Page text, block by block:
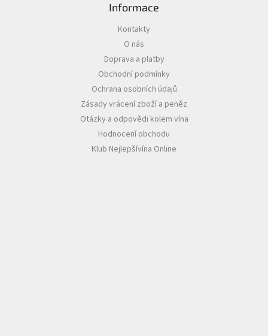
Informace
Kontakty
O nás
Doprava a platby
Obchodní podmínky
Ochrana osobních údajů
Zásady vrácení zboží a peněz
Otázky a odpovědi kolem vína
Hodnocení obchodu
Klub Nejlepšívína Online